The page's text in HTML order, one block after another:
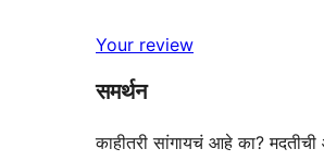
परीक्षणे
तारांकित
परीक्षणे
Your review
समर्थन
काहीतरी सांगायचं आहे का?